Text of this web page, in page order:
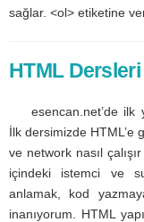
sağlar. <ol> etiketine
HTML Dersleri
esencan.net’de ilk
İlk dersimizde HTML’e
ve network nasıl
içindeki istemci ve
anlamak, kod
inanıyorum. HTML